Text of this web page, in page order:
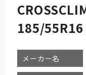
185/55R16
メーカー名